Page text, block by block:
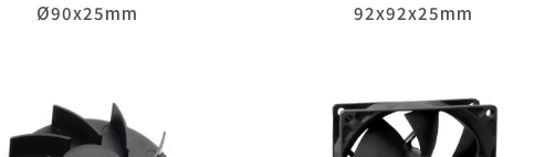
Ø90x25mm 92x92x25mm